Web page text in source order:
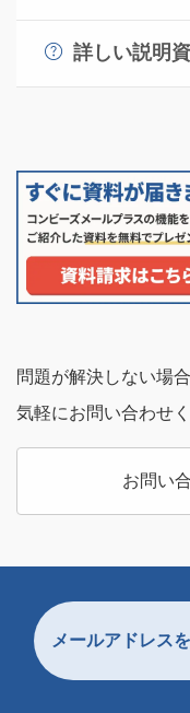
の1つであるコンビ
コンビーズメー
活用いただくこと
詳しい説明
サービス概要資
詳しくはお問合
問題が解決しない場
気軽にお問い合わせ
お問い
メールアドレス